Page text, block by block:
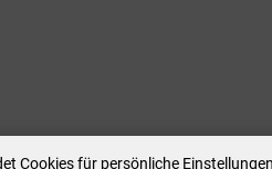
Cookies für persönliche